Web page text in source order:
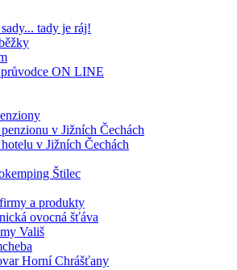
tady je ráj!
ON LINE
v Jižních Čechách
v Jižních Čechách
Štilec
a produkty
ovocná šťáva
Vališ
Horní Chrášťany